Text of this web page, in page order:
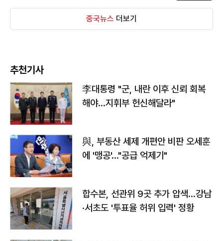
중국뉴스 더보기
추천기사
李대통령 "군, 내란 이후 신뢰 회복
해야…지휘부 헌신해달라"
與, 부동산 세제 개편안 비판 오세훈
에 '맹공'…"공급 억제기"
합수본, 선관위 9곳 추가 압색…강남
·서초도 '투표율 허위 입력' 정황